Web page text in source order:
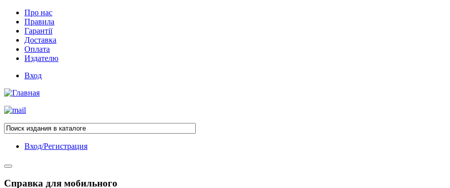
Про нас
Правила
Гарантії
Доставка
Оплата
Издателю
Вход
Вход/Регистрация
Справка для мобильного